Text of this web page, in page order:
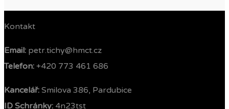
Kontakt
Email: petr.tichy@hmct.cz
Telefon: ‭ +420 773 461 686‬
Kancelář: Smilova 386, Pardubice
ID Schránky: 4n23tst